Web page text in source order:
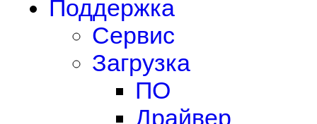
Поддержка
Сервис
Загрузка
ПО
Драйвер